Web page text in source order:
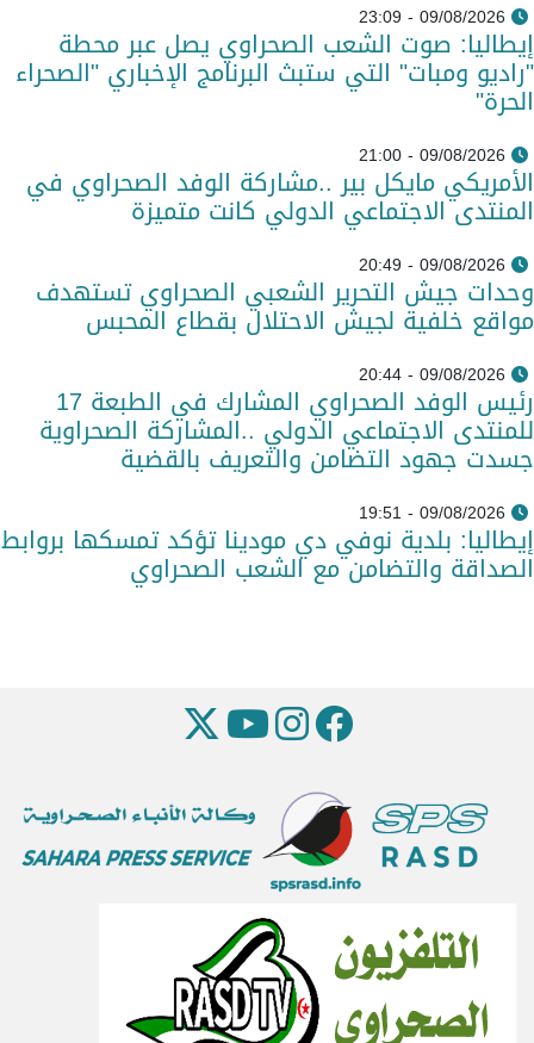
09/08/2026 - 23:09
إيطاليا: صوت الشعب الصحراوي يصل عبر محطة
"راديو ومبات" التي ستبث البرنامج الإخباري "الصحراء
الحرة"
09/08/2026 - 21:00
الأمريكي مايكل بير ..مشاركة الوفد الصحراوي في
المنتدى الاجتماعي الدولي كانت متميزة
09/08/2026 - 20:49
وحدات جيش التحرير الشعبي الصحراوي تستهدف
مواقع خلفية لجيش الاحتلال بقطاع المحبس
09/08/2026 - 20:44
رئيس الوفد الصحراوي المشارك في الطبعة 17
للمنتدى الاجتماعي الدولي ..المشاركة الصحراوية
جسدت جهود التضامن والتعريف بالقضية
09/08/2026 - 19:51
إيطاليا: بلدية نوفي دي مودينا تؤكد تمسكها بروابط
الصداقة والتضامن مع الشعب الصحراوي